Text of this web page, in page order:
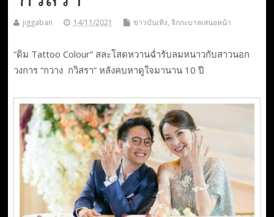
jiggaban 14/11/2021 ข่าวบันเทิง, จิกกะบาลเสนอหน้า
“ดิม Tattoo Colour” สละโสดหวานฉ่ำรับลมหนาวกับสาวนอก
วงการ “กวาง กวิสรา” หลังคบหาดูใจมานาน 10 ปี